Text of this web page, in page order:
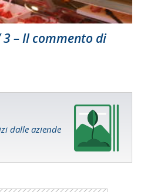
– Il commento di
dalle aziende